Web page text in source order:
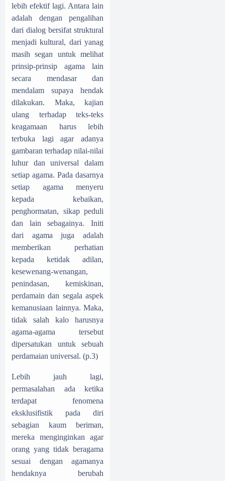
lebih efektif lagi. Antara lain
adalah dengan pengalihan
dari dialog bersifat struktural
menjadi kultural, dari yanag
masih segan untuk melihat
prinsip-prinsip agama lain
secara mendasar dan
mendalam supaya hendak
dilakukan. Maka, kajian
ulang terhadap teks-teks
keagamaan harus lebih
terbuka lagi agar adanya
gambaran terhadap nilai-nilai
luhur dan universal dalam
setiap agama. Pada dasarnya
setiap agama menyeru
kepada kebaikan,
penghormatan, sikap peduli
dan lain sebagainya. Initi
dari agama juga adalah
memberikan perhatian
kepada ketidak adilan,
kesewenang-wenangan,
penindasan, kemiskinan,
perdamain dan segala aspek
kemanusiaan lainnya. Maka,
tidak salah kalo harusnya
agama-agama tersebut
dipersatukan untuk sebuah
perdamaian universal. (p.3)
Lebih jauh lagi,
permasalahan ada ketika
terdapat fenomena
eksklusifistik pada diri
sebagian kaum beriman,
mereka menginginkan agar
orang yang tidak beragama
sesuai dengan agamanya
hendaknya berubah